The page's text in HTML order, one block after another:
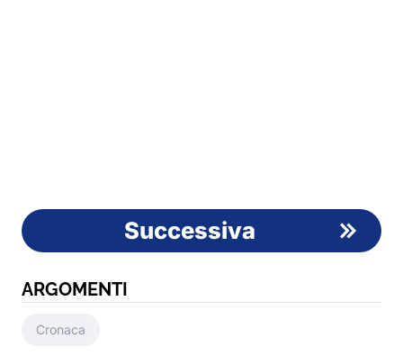
Successiva
ARGOMENTI
Cronaca